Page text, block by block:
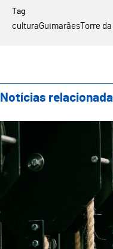
culturaGuimarães Torre
Notícias
Teatro Oficina